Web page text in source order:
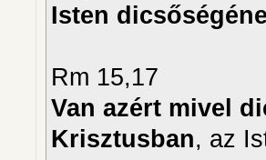
Isten
Rm 15,17
Van azért mivel
Krisztusban, az